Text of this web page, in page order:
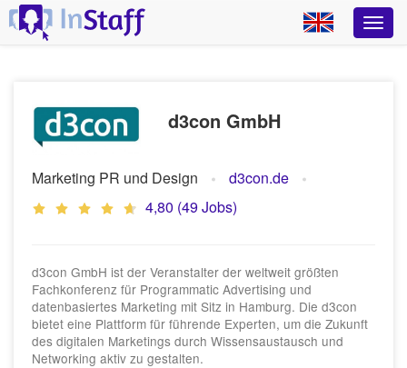
d3con GmbH
Marketing PR und Design
d3con.de
4,80 (49 Jobs)
d3con GmbH ist der Veranstalter der weltweit größten
Fachkonferenz für Programmatic Advertising und
datenbasiertes Marketing mit Sitz in Hamburg. Die d3con
bietet eine Plattform für führende Experten, um die Zukunft
des digitalen Marketings durch Wissensaustausch und
Networking aktiv zu gestalten.